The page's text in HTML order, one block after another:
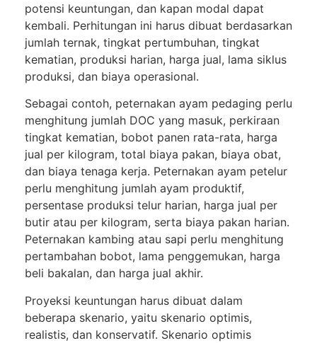
potensi keuntungan, dan kapan modal dapat
kembali. Perhitungan ini harus dibuat berdasarkan
jumlah ternak, tingkat pertumbuhan, tingkat
kematian, produksi harian, harga jual, lama siklus
produksi, dan biaya operasional.
Sebagai contoh, peternakan ayam pedaging perlu
menghitung jumlah DOC yang masuk, perkiraan
tingkat kematian, bobot panen rata-rata, harga
jual per kilogram, total biaya pakan, biaya obat,
dan biaya tenaga kerja. Peternakan ayam petelur
perlu menghitung jumlah ayam produktif,
persentase produksi telur harian, harga jual per
butir atau per kilogram, serta biaya pakan harian.
Peternakan kambing atau sapi perlu menghitung
pertambahan bobot, lama penggemukan, harga
beli bakalan, dan harga jual akhir.
Proyeksi keuntungan harus dibuat dalam
beberapa skenario, yaitu skenario optimis,
realistis, dan konservatif. Skenario optimis